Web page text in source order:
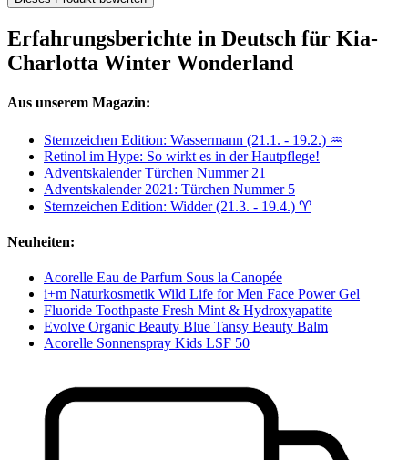
Erfahrungsberichte in Deutsch für Kia-
Charlotta Winter Wonderland
Aus unserem Magazin:
Sternzeichen Edition: Wassermann (21.1. - 19.2.) ♒
Retinol im Hype: So wirkt es in der Hautpflege!
Adventskalender Türchen Nummer 21
Adventskalender 2021: Türchen Nummer 5
Sternzeichen Edition: Widder (21.3. - 19.4.) ♈︎
Neuheiten:
Acorelle Eau de Parfum Sous la Canopée
i+m Naturkosmetik Wild Life for Men Face Power Gel
Fluoride Toothpaste Fresh Mint & Hydroxyapatite
Evolve Organic Beauty Blue Tansy Beauty Balm
Acorelle Sonnenspray Kids LSF 50